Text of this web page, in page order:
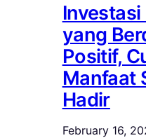
yang
Positif,
Manfaat
Hadir
February 16,